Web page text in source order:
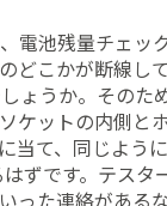
電池残量チェッ
どこかが断線し
ょうか。そのた
ケットの内側と
当て、同じよう
ずです。テスタ